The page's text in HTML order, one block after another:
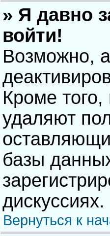
» Я давно
войти!
Возможно,
Кроме
удаляют
базы
дискуссиях.
Вернуться к